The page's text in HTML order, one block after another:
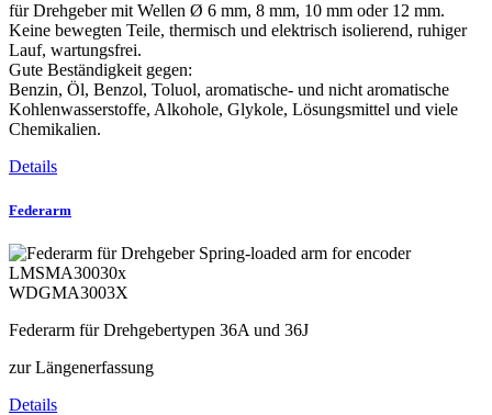
für Drehgeber mit Wellen Ø 6 mm, 8 mm, 10 mm oder 12 mm.
Keine bewegten Teile, thermisch und elektrisch isolierend, ruhiger
Lauf, wartungsfrei.
Gute Beständigkeit gegen:
Benzin, Öl, Benzol, Toluol, aromatische- und nicht aromatische
Kohlenwasserstoffe, Alkohole, Glykole, Lösungsmittel und viele
Chemikalien.
Details
Federarm
WDGMA3003X
Federarm für Drehgebertypen 36A und 36J
zur Längenerfassung
Details